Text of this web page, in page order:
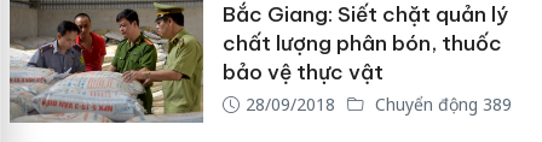
Bắc Giang: Siết chặt quản lý
chất lượng phân bón, thuốc
bảo vệ thực vật
28/09/2018 Chuyển động 389